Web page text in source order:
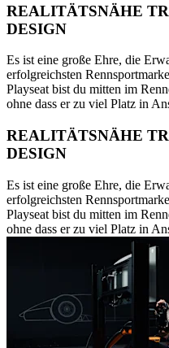
REALITÄTSNÄHE
DESIGN
Es ist eine große Ehre, die
erfolgreichsten
Playseat bist du mitten im
ohne dass er zu viel Platz in
REALITÄTSNÄHE
DESIGN
Es ist eine große Ehre, die
erfolgreichsten
Playseat bist du mitten im
ohne dass er zu viel Platz in